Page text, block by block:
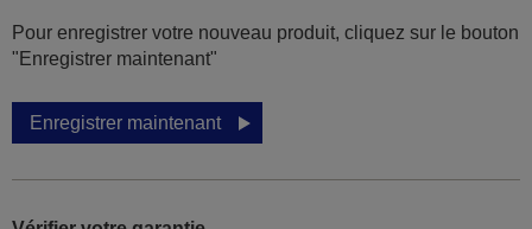
Pour enregistrer votre nouveau produit, cliquez sur le bouton
"Enregistrer maintenant"
Enregistrer maintenant